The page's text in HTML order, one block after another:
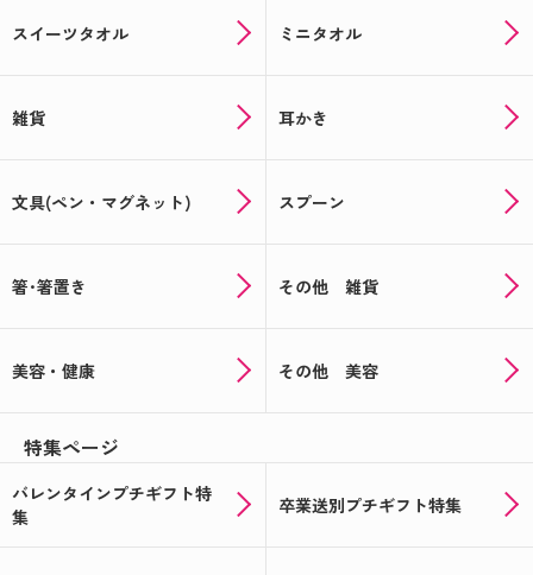
スイーツタオル ミニタオル
雑貨 耳かき
文具(ペン・マグネット) スプーン
箸･箸置き その他 雑貨
美容・健康 その他 美容
特集ページ
バレンタインプチギフト特
集
卒業送別プチギフト特集